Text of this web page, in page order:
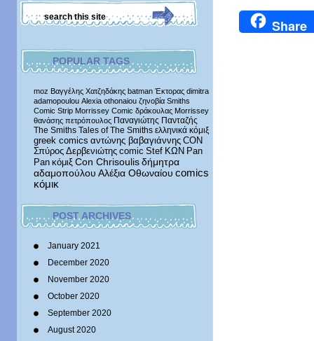
POPULAR TAGS
moz Βαγγέλης Χατζηδάκης batman Έκτορας dimitra
adamopoulou Alexia othonaiou ζηνοβία Smiths
Comic Strip Morrissey Comic δράκουλας Morrissey
θανάσης πετρόπουλος Παναγιώτης Πανταζής
The Smiths Tales of The Smiths ελληνικά κόμιξ
greek comics αντώνης βαβαγιάννης CON
Σπύρος Δερβενιώτης comic Stef ΚΩΝ Pan
Pan κόμιξ Con Chrisoulis δήμητρα
αδαμοπούλου Αλέξια Οθωναίου comics
κόμικ
POST ARCHIVES
January 2021
December 2020
November 2020
October 2020
September 2020
August 2020
Share